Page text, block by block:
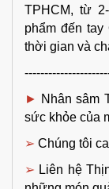
TPHCM, từ
phẩm đến
thời gian và
► Nhân sâm
sức khỏe của
➢ Chúng tôi
➢ Liên hệ